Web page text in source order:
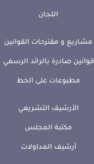
اللجان
مشاريع و مقترحات القوانين
قوانين صادرة بالرائد الرسمي
مطبوعات على الخط
الأرشيف التشريعي
مكتبة المجلس
أرشيف المداولات